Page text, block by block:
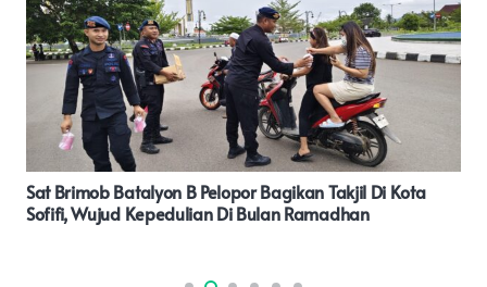
JudulZainuri : Lebih Penting Mana Pembangunan Jalan
Atau Rehab Alun-Alun Di Taman Beragam